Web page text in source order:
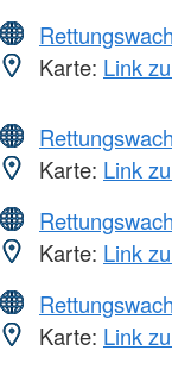
Karte: Link
Karte: Link
Karte: Link
Karte: Link